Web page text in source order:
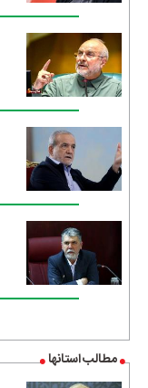
مطالب استانها